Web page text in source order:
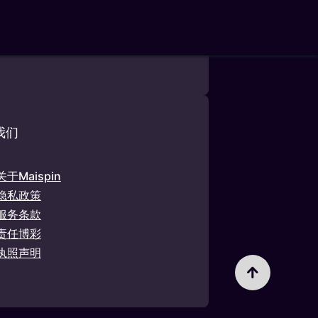
们
于Maispin
私政策
务条款
任博彩
照声明